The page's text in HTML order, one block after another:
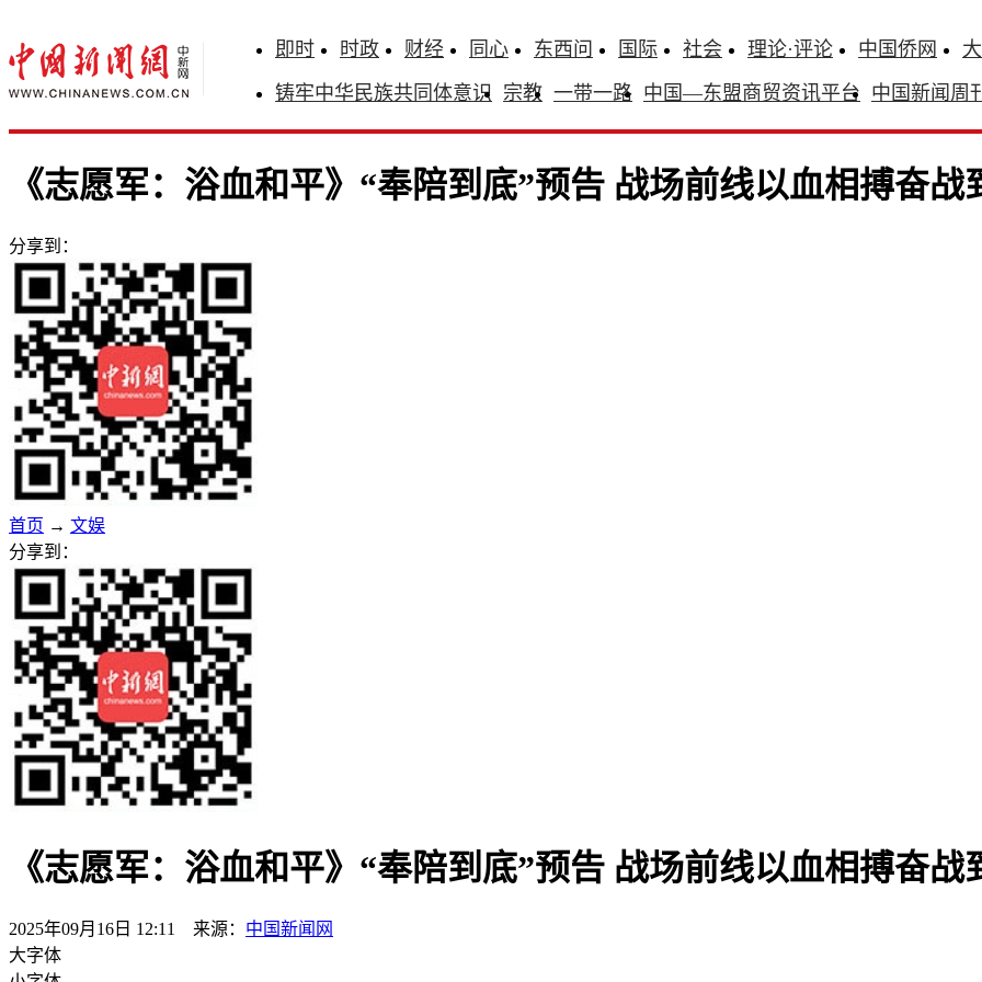
即时 时政 财经 同心 东西问 国际 社会 理论·评论 中国侨网
铸牢中华民族共同体意识 宗教 一带一路 中国—东盟商贸资讯平台 中国新闻周
《志愿军：浴血和平》“奉陪到底”预告 战场前线以血相搏奋战
分享到：
首页 → 文娱
分享到：
《志愿军：浴血和平》“奉陪到底”预告 战场前线以血相搏奋战
2025年09月16日 12:11 来源： 中国新闻网
大字体